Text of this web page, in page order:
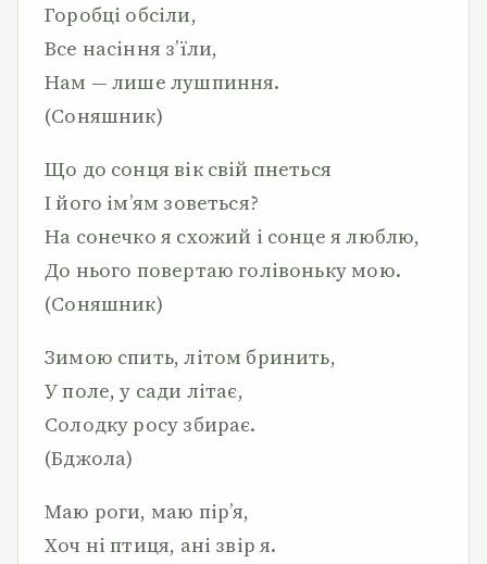
Горобці обсіли,
Все насіння з’їли,
Нам — лише лушпиння.
(Соняшник)
Що до сонця вік свій пнеться
І його ім’ям зоветься?
На сонечко я схожий і сонце я люблю,
До нього повертаю голівоньку мою.
(Соняшник)
Зимою спить, літом бринить,
У поле, у сади літає,
Солодку росу збирає.
(Бджола)
Маю роги, маю пір’я,
Хоч ні птиця, ані звір я.